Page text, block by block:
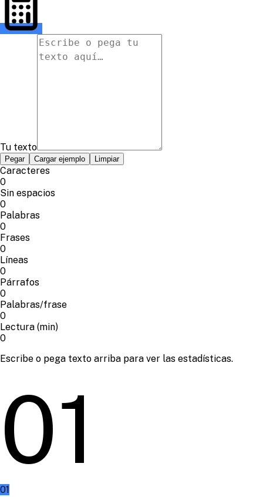
Tu texto
Pegar Cargar ejemplo Limpiar
Caracteres
0
Sin espacios
0
Palabras
0
Frases
0
Líneas
0
Párrafos
0
Palabras/frase
0
Lectura (min)
0
Escribe o pega texto arriba para ver las estadísticas.
01
01